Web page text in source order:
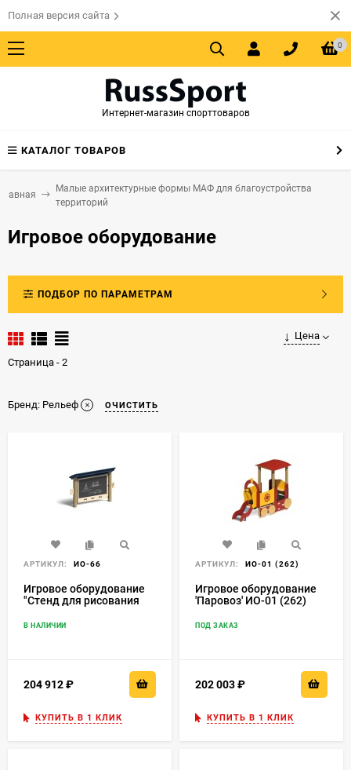
Полная версия сайта
0
Интернет-магазин спорттоваров
КАТАЛОГ ТОВАРОВ
Малые архитектурные формы МАФ для благоустройства
территорий
Игровое оборудование
ПОДБОР ПО ПАРАМЕТРАМ
Цена
Страница - 2
Бренд: Рельеф ОЧИСТИТЬ
АРТИКУЛ: ИО-66
Игровое оборудование
"Стенд для рисования
В НАЛИЧИИ
204 912
КУПИТЬ В 1 КЛИК
АРТИКУЛ: ИО-01 (262)
Игровое оборудование
'Паровоз' ИО-01 (262)
ПОД ЗАКАЗ
202 003
КУПИТЬ В 1 КЛИК